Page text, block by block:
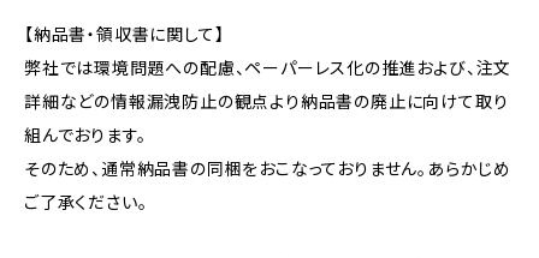
【納品書・領収書に関して】
弊社では環境問題への配慮、ペーパーレス化の推進および、注文
詳細などの情報漏洩防止の観点より納品書の廃止に向けて取り
組んでおります。
そのため、通常納品書の同梱をおこなっておりません。あらかじめ
ご了承ください。